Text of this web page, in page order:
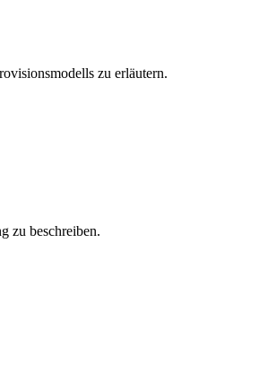
zu erläutern.
zu beschreiben.